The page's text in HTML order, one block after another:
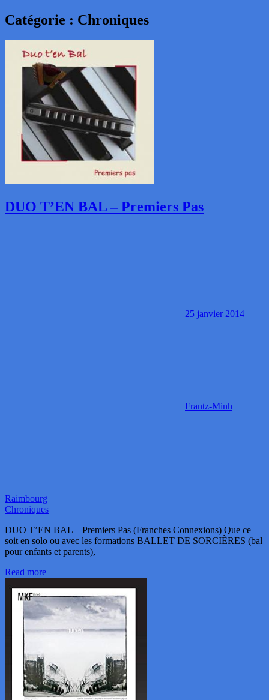
Catégorie : Chroniques
DUO T’EN BAL – Premiers Pas
25 janvier 2014
Frantz-Minh
Raimbourg
Chroniques
DUO T’EN BAL – Premiers Pas (Franches Connexions) Que ce
soit en solo ou avec les formations BALLET DE SORCIÈRES (bal
pour enfants et parents),
Read more